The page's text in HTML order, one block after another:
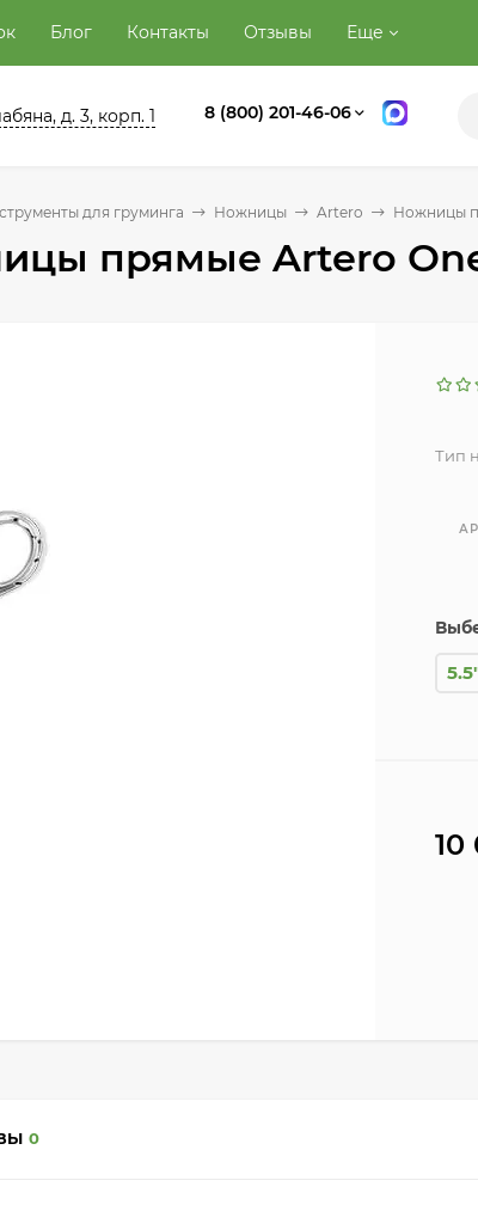
Блог Контакты Отзывы Еще
д. 3, корп. 1 8 (800) 201-46-06
для груминга Ножницы Artero Ножницы
прямые Artero
Тип
10
0